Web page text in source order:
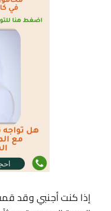
إذا كنت أجنبي وقد